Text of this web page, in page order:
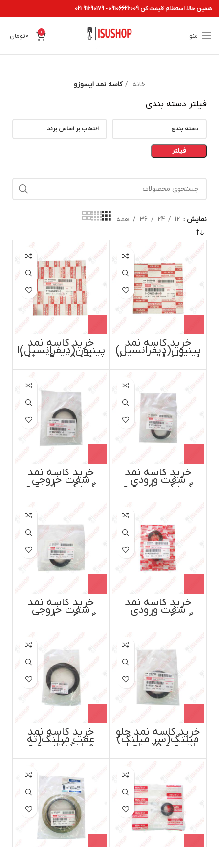
همین حالا استعلام قیمت کن 09106626009 - 91690179 021
منو 0
0تومان
خانه کاسه نمد ایسوزو
فیلتر دسته بندی
دسته بندی انتخاب بر اساس برند
فیلتر
نمایش 12
24
36 همه
خرید کاسه نمد
پینیون(دیفرانسیل)
ایسوزو 8تن،پی700
ژاپن
خرید کاسه نمد
پینیون(دیفرانسیل)ا
یسوزو 5تن،6تن اصل
خرید کاسه نمد
شفت ورودی
گیربکس ایسوزو
اصل ایسوزوموتور
ژاپن
خرید کاسه نمد
شفت خروجی
گیربکس ایسوزو
اصل ایسوزوموتور
خرید کاسه نمد
شفت ورودی
گیربکس ایسوزو
ایسوزوموتور ژاپن
خرید کاسه نمد
شفت خروجی
گیربکس ایسوزو
ایسوزوموتور ژاپن
خرید کاسه نمد جلو
میلنگ(سر میلنگ)
ایسوزو 5تن اصل
خرید کاسه نمد
عقب میلنگ(ته
میلنگ) ایسوزو
اصل ایسوزو موتور